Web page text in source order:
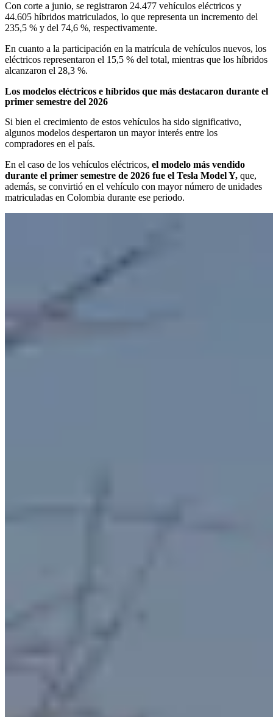
Con corte a junio, se registraron 24.477 vehículos eléctricos y
44.605 híbridos matriculados, lo que representa un incremento del
235,5 % y del 74,6 %, respectivamente.
En cuanto a la participación en la matrícula de vehículos nuevos, los
eléctricos representaron el 15,5 % del total, mientras que los híbridos
alcanzaron el 28,3 %.
Los modelos eléctricos e híbridos que más destacaron durante el
primer semestre del 2026
Si bien el crecimiento de estos vehículos ha sido significativo,
algunos modelos despertaron un mayor interés entre los
compradores en el país.
En el caso de los vehículos eléctricos, el modelo más vendido
durante el primer semestre de 2026 fue el Tesla Model Y, que,
además, se convirtió en el vehículo con mayor número de unidades
matriculadas en Colombia durante ese periodo.